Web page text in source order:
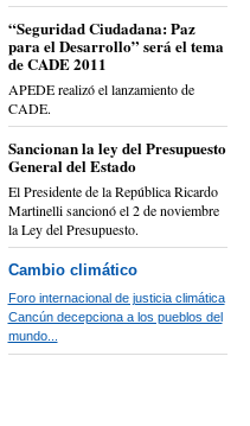
“Seguridad Ciudadana: Paz
para el Desarrollo” será el tema
de CADE 2011
APEDE realizó el lanzamiento de
CADE.
Sancionan la ley del Presupuesto
General del Estado
El Presidente de la República Ricardo
Martinelli sancionó el 2 de noviembre
la Ley del Presupuesto.
Cambio climático
Foro internacional de justicia climática
Cancún decepciona a los pueblos del
mundo...